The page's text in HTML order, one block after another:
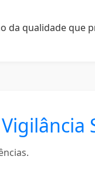
da qualidade que